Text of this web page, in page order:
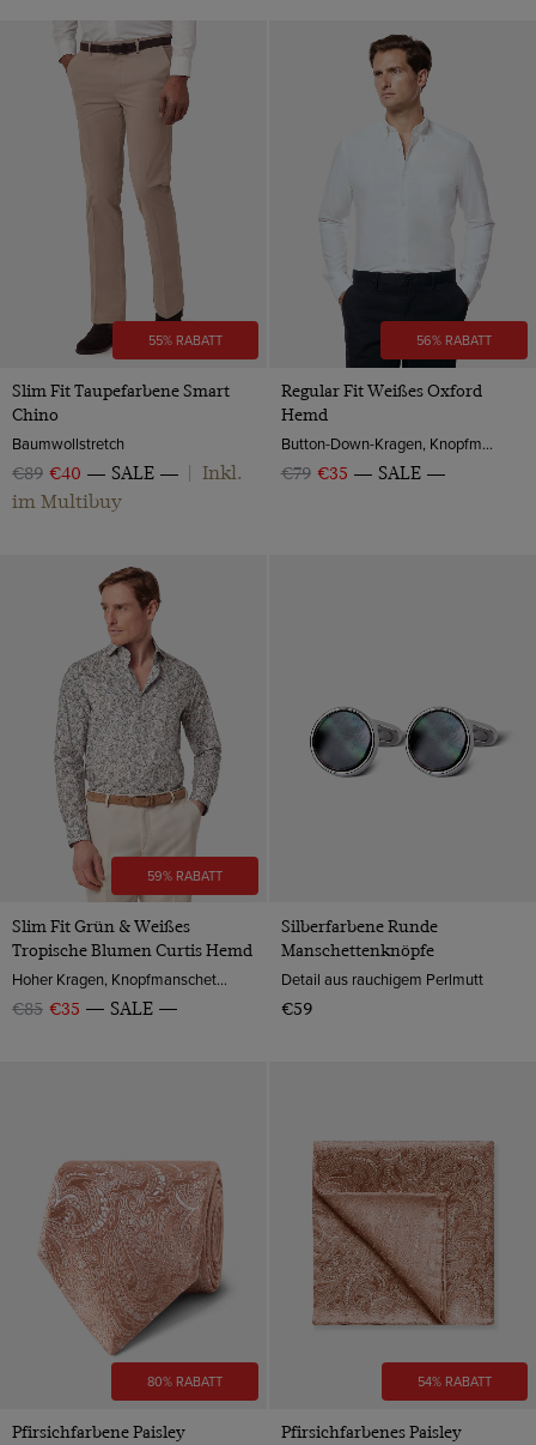
55% RABATT
Slim Fit Taupefarbene Smart
Chino
Baumwollstretch
€89 €40 SALE
Inkl.
im Multibuy
56% RABATT
Regular Fit Weißes Oxford
Hemd
Button-Down-Kragen, Knopfmanschette, 2-ply 100s Baumwolle
€79 €35 SALE
59% RABATT
Slim Fit Grün & Weißes
Tropische Blumen Curtis Hemd
Hoher Kragen, Knopfmanschette, Baumwolle
€85 €35 SALE
Silberfarbene Runde
Manschettenknöpfe
Detail aus rauchigem Perlmutt
€59
80% RABATT
Pfirsichfarbene Paisley
54% RABATT
Pfirsichfarbenes Paisley